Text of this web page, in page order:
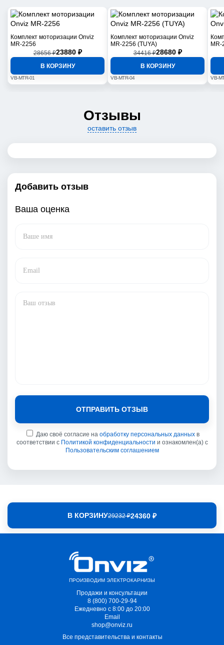
Комплект моторизации Onviz
MR-2256
28656 ₽23880 ₽
В КОРЗИНУ
VB-MTR-01
Комплект моторизации Onviz
MR-2256 (TUYA)
34416 ₽28680 ₽
В КОРЗИНУ
VB-MTR-04 VB-
Отзывы
оставить отзыв
Добавить отзыв
Ваша оценка
ОТПРАВИТЬ ОТЗЫВ
Даю своё согласие на обработку персональных данных в
соответствии с Политикой конфиденциальности и ознакомлен(а) с
Пользовательским соглашением
В КОРЗИНУ29232 ₽24360 ₽
ПРОИЗВОДИМ ЭЛЕКТРОКАРНИЗЫ
Продажи и консультации
8 (800) 700-29-94
Ежедневно с 8:00 до 20:00
Email
shop@onviz.ru
Все представительства и контакты